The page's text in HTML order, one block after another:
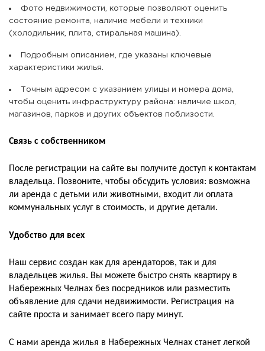
Фото недвижимости, которые позволяют оценить
состояние ремонта, наличие мебели и техники
(холодильник, плита, стиральная машина).
Подробным описанием, где указаны ключевые
характеристики жилья.
Точным адресом с указанием улицы и номера дома,
чтобы оценить инфраструктуру района: наличие школ,
магазинов, парков и других объектов поблизости.
Связь с собственником
После регистрации на сайте вы получите доступ к контактам
владельца. Позвоните, чтобы обсудить условия: возможна
ли аренда с детьми или животными, входит ли оплата
коммунальных услуг в стоимость, и другие детали.
Удобство для всех
Наш сервис создан как для арендаторов, так и для
владельцев жилья. Вы можете быстро снять квартиру в
Набережных Челнах без посредников или разместить
объявление для сдачи недвижимости. Регистрация на
сайте проста и занимает всего пару минут.
С нами аренда жилья в Набережных Челнах станет легкой